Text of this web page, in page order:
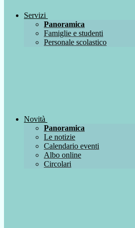
Servizi
Panoramica
Famiglie e studenti
Personale scolastico
Novità
Panoramica
Le notizie
Calendario eventi
Albo online
Circolari